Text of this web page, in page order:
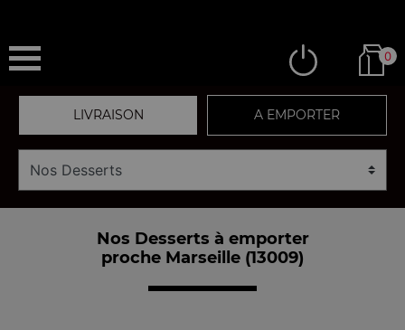
0
LIVRAISON A EMPORTER
Nos Desserts à emporter
proche Marseille (13009)